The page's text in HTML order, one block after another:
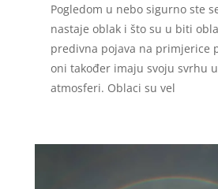
Pogledom u nebo sigurno ste
nastaje oblak i što su u biti
predivna pojava na primjerice
oni također imaju svoju svrhu
atmosferi. Oblaci su vel